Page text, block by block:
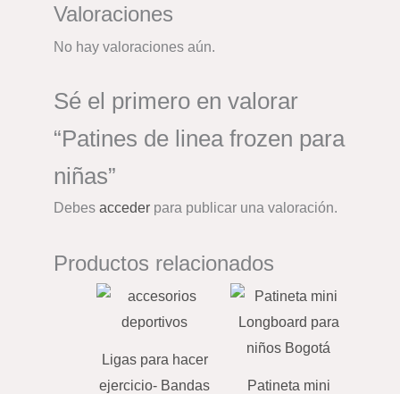
Valoraciones
No hay valoraciones aún.
Sé el primero en valorar
“Patines de linea frozen para
niñas”
Debes acceder para publicar una valoración.
Productos relacionados
Ligas para hacer
ejercicio- Bandas
Patineta mini